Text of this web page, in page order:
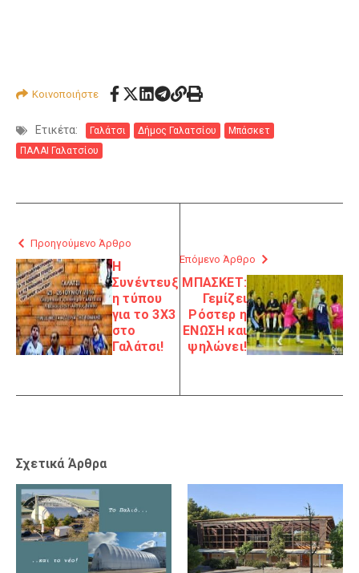
Κοινοποιήστε
Ετικέτα: Γαλάτσι Δήμος Γαλατσίου
Μπάσκετ
ΠΑΛΑΙ Γαλατσίου
Προηγούμενο Άρθρο
Η
Συνέντευξ
η τύπου
για το 3Χ3
στο
Γαλάτσι!
Επόμενο Άρθρο
ΜΠΑΣΚΕΤ:
Γεμίζει
Ρόστερ η
ΕΝΩΣΗ και
ψηλώνει!
Σχετικά Άρθρα